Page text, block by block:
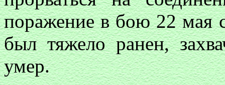
поражение в бою 22 мая
был тяжело ранен,
умер.